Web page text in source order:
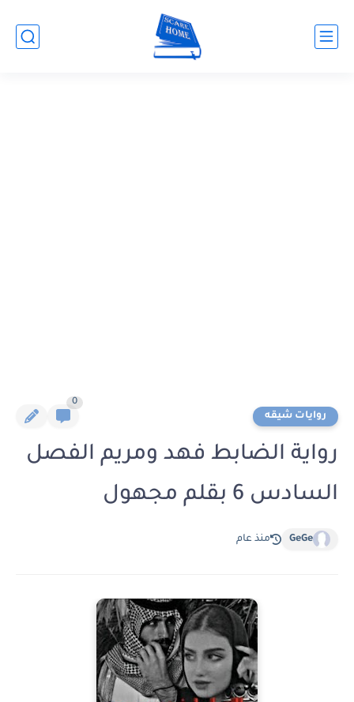
روايات شيقه
0
رواية الضابط فهد ومريم الفصل
السادس 6 بقلم مجهول
GeGe منذ عام